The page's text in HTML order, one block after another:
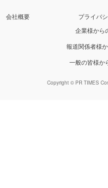
会社概要 プライバ
企業様から
報道関係者様
一般の皆様か
Copyright © PR TIMES